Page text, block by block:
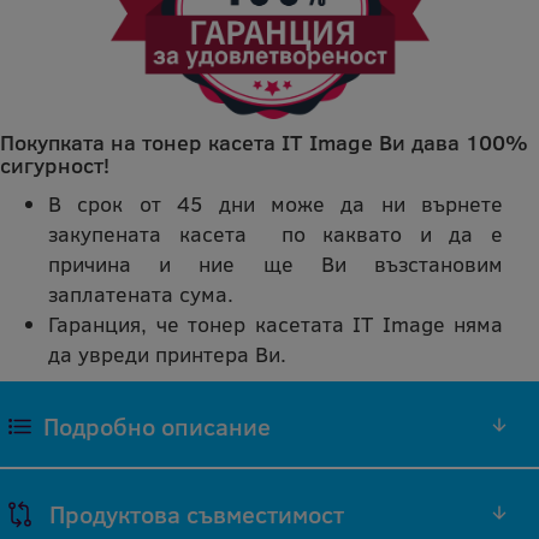
Покупката на тонер касета IT Image Ви дава 100%
сигурност!
В срок от 45 дни може да ни върнете
закупената касета по каквато и да е
причина и ние ще Ви възстановим
заплатената сума.
Гаранция, че тонер касетата IT Image няма
да увреди принтера Ви.
Подробно описание
РЕПРОИЗВЕДЕНА IT IMAGE ТОНЕР КАСЕТА
Продуктова съвместимост